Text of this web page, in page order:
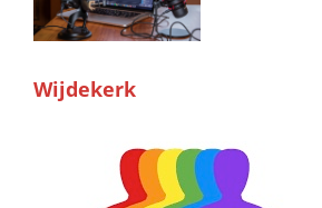
Wijdekerk